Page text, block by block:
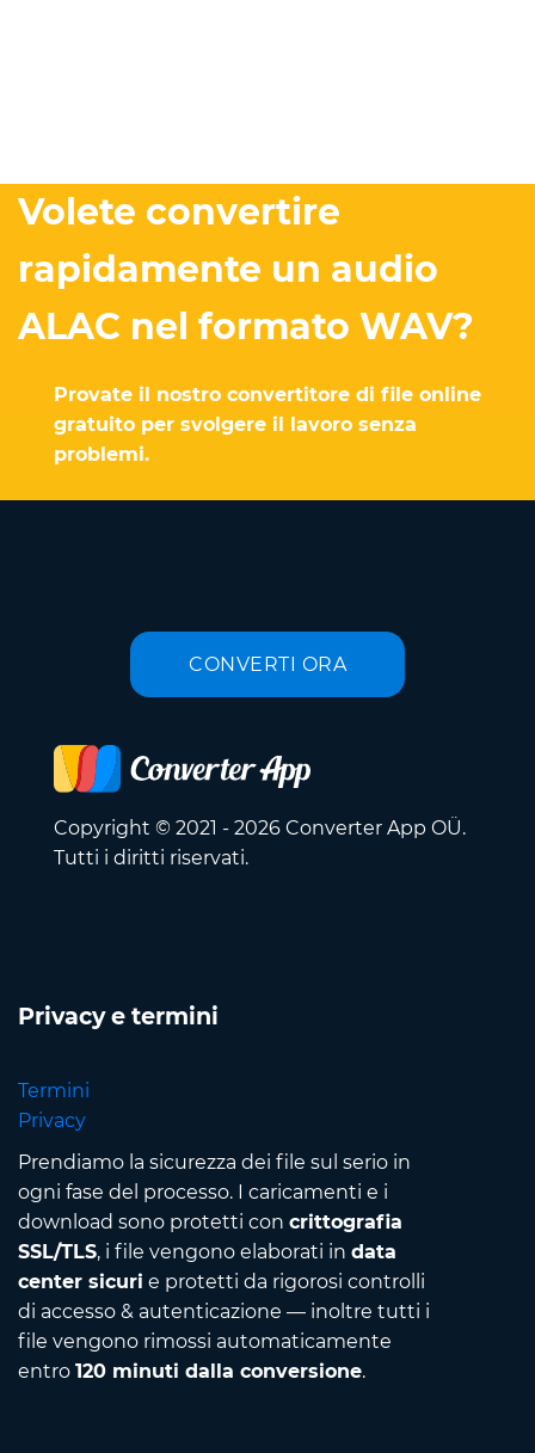
Volete convertire
rapidamente un audio
ALAC nel formato WAV?
Provate il nostro convertitore di file online
gratuito per svolgere il lavoro senza
problemi.
CONVERTI ORA
Copyright © 2021 - 2026 Converter App OÜ.
Tutti i diritti riservati.
Privacy e termini
Termini
Privacy
Prendiamo la sicurezza dei file sul serio in
ogni fase del processo. I caricamenti e i
download sono protetti con crittografia
SSL/TLS, i file vengono elaborati in data
center sicuri e protetti da rigorosi controlli
di accesso & autenticazione — inoltre tutti i
file vengono rimossi automaticamente
entro 120 minuti dalla conversione.